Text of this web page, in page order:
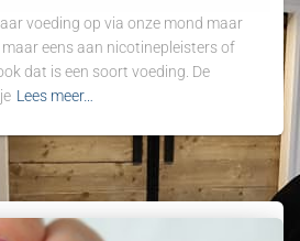
voeding op via onze mond maar
eens aan nicotinepleisters of
dat is een soort voeding. De
Lees meer…